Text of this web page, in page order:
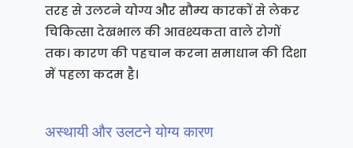
तरह से उलटने योग्य और सौम्य कारकों से लेकर
चिकित्सा देखभाल की आवश्यकता वाले रोगों
तक। कारण की पहचान करना समाधान की दिशा
में पहला कदम है।
अस्थायी और उलटने योग्य कारण